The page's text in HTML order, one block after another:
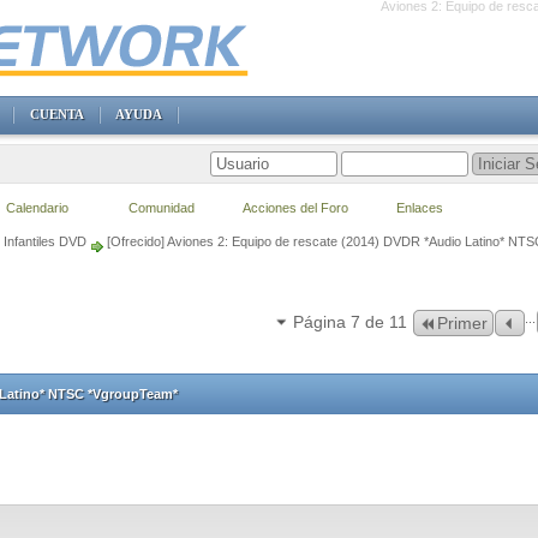
Aviones 2: Equipo de
Infantiles DVD [Ofrecido] Aviones 2: Equipo de rescate (2014) DVDR *Audio Latino*
Página 7 de 11 Primer
NTSC *VgroupTeam*
CUENTA AYUDA
Calendario Comunidad Acciones del Foro Enlaces